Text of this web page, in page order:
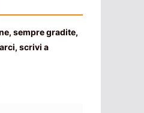
sempre gradite,
scrivi a